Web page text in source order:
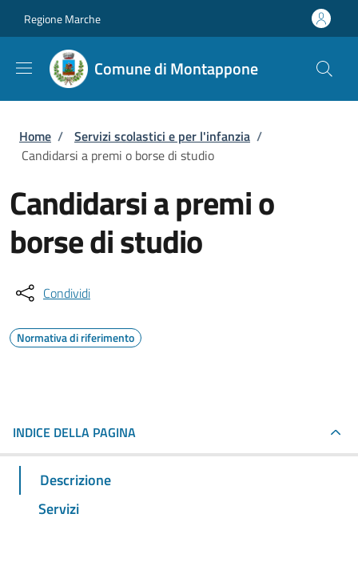
Regione Marche
Comune di Montappone
Briciole di pane
Home / Servizi scolastici e per l'infanzia /
Candidarsi a premi o borse di studio
Candidarsi a premi o
borse di studio
Condividi
Normativa di riferimento
INDICE DELLA PAGINA
Descrizione
Servizi